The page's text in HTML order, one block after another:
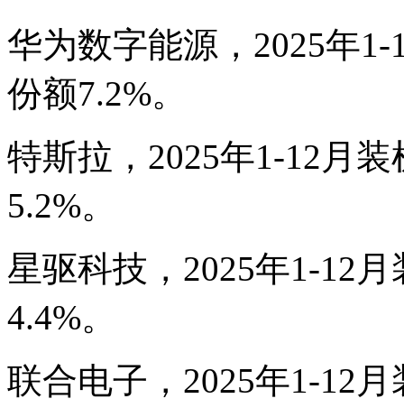
华为数字能源，2025年
份额7.2%。
特斯拉，2025年1-12月
5.2%。
星驱科技，2025年1-12
4.4%。
联合电子，2025年1-12